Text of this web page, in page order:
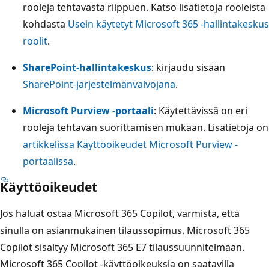
rooleja tehtävästä riippuen. Katso lisätietoja rooleista
kohdasta Usein käytetyt Microsoft 365 -hallintakeskus
roolit.
SharePoint-hallintakeskus: kirjaudu sisään
SharePoint-järjestelmänvalvojana.
Microsoft Purview -portaali: Käytettävissä on eri
rooleja tehtävän suorittamisen mukaan. Lisätietoja on
artikkelissa Käyttöoikeudet Microsoft Purview -
portaalissa.
Käyttöoikeudet
Jos haluat ostaa Microsoft 365 Copilot, varmista, että
sinulla on asianmukainen tilaussopimus. Microsoft 365
Copilot sisältyy Microsoft 365 E7 tilaussuunnitelmaan.
Microsoft 365 Copilot -käyttöoikeuksia on saatavilla